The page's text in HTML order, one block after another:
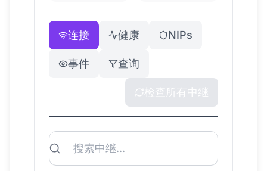
连接 健康 NIPs
事件 查询
检查所有中继